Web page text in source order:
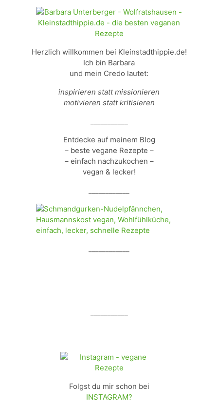
Herzlich willkommen bei Kleinstadthippie.de!
Ich bin Barbara
und mein Credo lautet:
inspirieren statt missionieren
motivieren statt kritisieren
Entdecke auf meinem Blog
– beste vegane Rezepte –
– einfach nachzukochen –
vegan & lecker!
Folgst du mir schon bei
INSTAGRAM?